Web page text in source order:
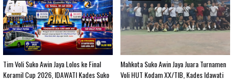
Tim Voli Suko Awin Jaya Lolos ke Final
Koramil Cup 2026, IDAWATI Kades Suko
Mahkota Suko Awin Jaya Juara Turnamen
Voli HUT Kodam XX/TIB, Kades Idawati